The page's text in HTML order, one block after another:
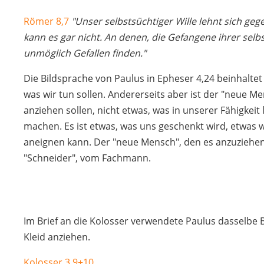
Römer 8,7 "Unser selbstsüchtiger Wille lehnt sich
kann es gar nicht. An denen, die Gefangene ihrer
unmöglich Gefallen finden."
Die Bildsprache von Paulus in Epheser 4,24
was wir tun sollen. Andererseits aber ist der "neue
anziehen sollen, nicht etwas, was in unserer
machen. Es ist etwas, was uns geschenkt wird,
aneignen kann. Der "neue Mensch", den es
"Schneider", vom Fachmann.
Im Brief an die Kolosser verwendete Paulus
Kleid anziehen.